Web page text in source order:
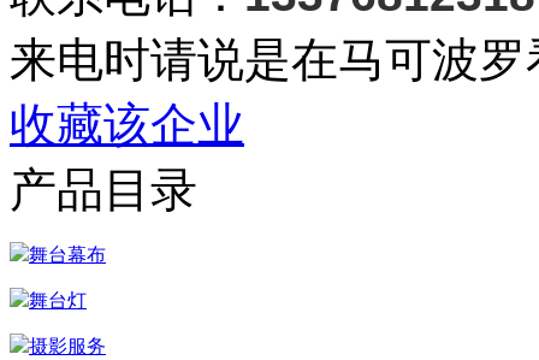
联系电话： 13376812318
来电时请说是在马可波
收藏该企业
产品目录
舞台幕布
舞台灯